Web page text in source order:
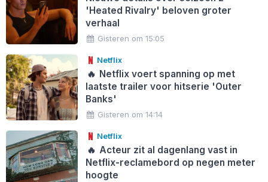
'Heated Rivalry' beloven groter
verhaal
Gisteren om 15:05
Netflix
🔥 Netflix voert spanning op met
laatste trailer voor hitserie 'Outer
Banks'
Gisteren om 14:14
Netflix
🔥 Acteur zit al dagenlang vast in
Netflix-reclamebord op negen meter
hoogte